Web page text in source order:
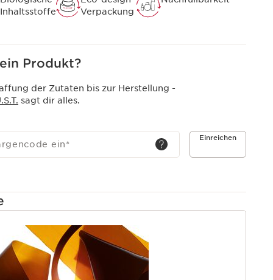
Inhaltsstoffe
Verpackung
Produkt?
der Zutaten bis zur Herstellung -
sagt dir alles.
ein*
Einreichen